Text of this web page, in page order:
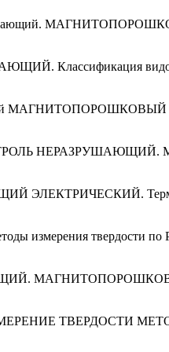
Классификация
МАГНИТОПОРОШКОВЫЙ
НЕРАЗРУШАЮЩИЙ.
ЭЛЕКТРИЧЕСКИЙ.
измерения твердости по
ТВЕРДОСТИ